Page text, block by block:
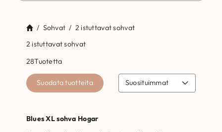
/ Sohvat / 2 istuttavat sohvat
2 istuttavat sohvat
28Tuotetta
Suodata tuotteita
Blues XL sohva Hogar